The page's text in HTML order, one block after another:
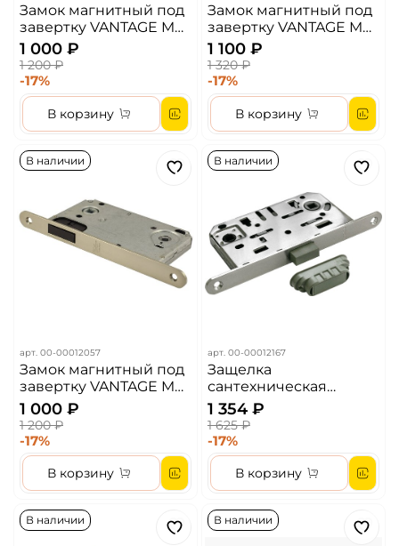
Замок магнитный под
завертку VANTAGE M
90 AB Цвет - Бронза
1 000 ₽
1 200 ₽
-17%
В корзину
Замок магнитный под
завертку VANTAGE M
90 SB Цвет - Матовое
золото
1 100 ₽
1 320 ₽
-17%
В корзину
В наличии
арт. 00-00012057
Замок магнитный под
завертку VANTAGE M
90 SN Цвет - Матовый
никель
1 000 ₽
1 200 ₽
-17%
В корзину
В наличии
арт. 00-00012167
Защелка
сантехническая
магнитная MORELLI
M1895 SC Цвет -
Матовый хром
1 354 ₽
1 625 ₽
-17%
В корзину
В наличии В наличии